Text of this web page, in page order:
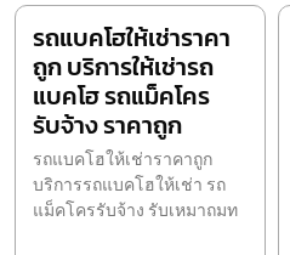
รถแบคโฮให้เช่าราคา
ถูก บริการให้เช่ารถ
แบคโฮ รถแม็คโคร
รับจ้าง ราคาถูก
รถแบคโฮให้เช่าราคาถูก
บริการรถแบคโฮให้เช่า รถ
แม็คโครรับจ้าง รับเหมาถมท